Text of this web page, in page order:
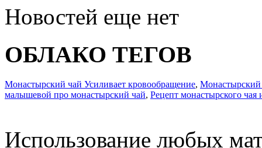
Новостей еще нет
ОБЛАКО ТЕГОВ
Монастырский чай Усиливает кровообращение, Монастырский
малышевой про монастырский чай, Рецепт монастырского чая
Использование любых